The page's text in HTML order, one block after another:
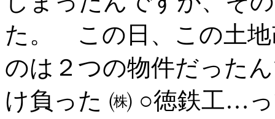
た。 この日、この土地
のは２つの物件だった
け負った ㈱ ○徳鉄工…